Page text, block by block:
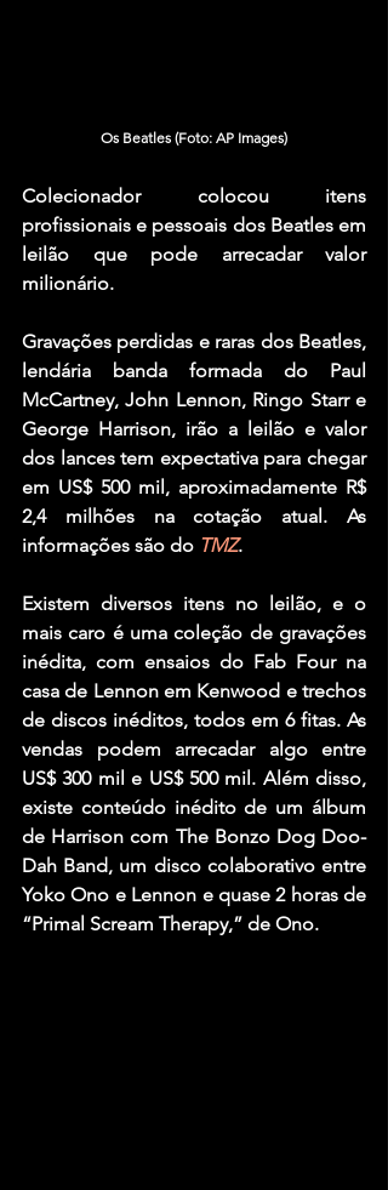
Os Beatles (Foto: AP Images)
Colecionador colocou itens
profissionais e pessoais dos Beatles em
leilão que pode arrecadar valor
milionário.
Gravações perdidas e raras dos Beatles,
lendária banda formada do Paul
McCartney, John Lennon, Ringo Starr
George Harrison, irão a leilão e valor
dos lances tem expectativa para chegar
em US$ 500 mil, aproximadamente R$
2,4 milhões na cotação atual. As
informações são do TMZ.
Existem diversos itens no leilão, e o
mais caro é uma coleção de gravações
inédita, com ensaios do Fab Four na
casa de Lennon em Kenwood e trechos
de discos inéditos, todos em 6 fitas. As
vendas podem arrecadar algo entre
US$ 300 mil e US$ 500 mil. Além disso,
existe conteúdo inédito de um álbum
de Harrison com The Bonzo Dog Doo-
Dah Band
Yoko Ono e Lennon e quase 2 horas de
“Primal Scream Therapy,” de Ono.